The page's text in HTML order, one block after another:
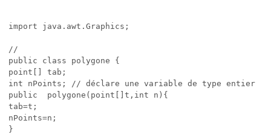
import java.awt.Graphics;
//
public class polygone {
point[] tab;
int nPoints; // déclare une variable de type entier
public  polygone(point[]t,int n){
tab=t;
nPoints=n;
}